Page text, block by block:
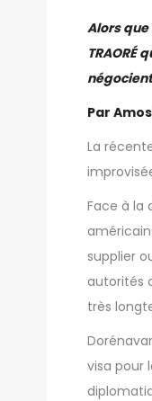
Alors
Par
La
Face à la
supplier
autorités
très
visa pour